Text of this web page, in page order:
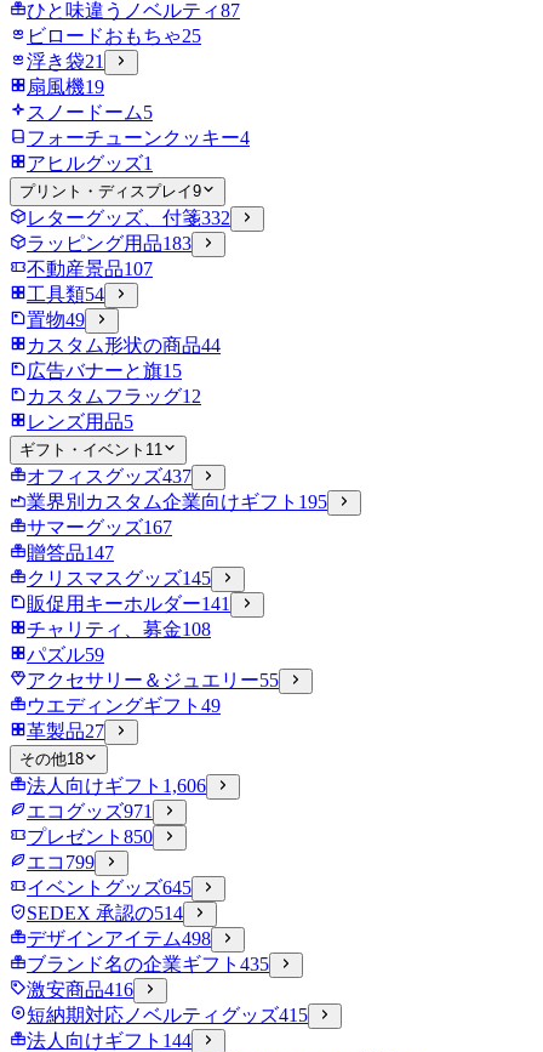
ひと味違うノベルティ87
ビロードおもちゃ25
浮き袋21
扇風機19
スノードーム5
フォーチューンクッキー4
アヒルグッズ1
プリント・ディスプレイ9
レターグッズ、付箋332
ラッピング用品183
不動産景品107
工具類54
置物49
カスタム形状の商品44
広告バナーと旗15
カスタムフラッグ12
レンズ用品5
ギフト・イベント 11
オフィスグッズ437
業界別カスタム企業向けギフト 195
サマーグッズ167
贈答品147
クリスマスグッズ145
販促用キーホルダー141
チャリティ、募金108
パズル59
アクセサリー＆ジュエリー55
ウエディングギフト 49
革製品27
その他18
法人向けギフト 1,606
エコグッズ971
プレゼント 850
エコ 799
イベントグッズ645
SEDEX 承認の514
デザインアイテム498
ブランド名の企業ギフト 435
激安商品416
短納期対応ノベルティグッズ415
法人向けギフト 144